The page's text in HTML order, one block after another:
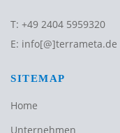
T: +49 2404 5959320
E: info[@]terrameta.de
SITEMAP
Home
Unternehmen